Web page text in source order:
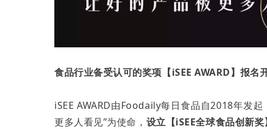
食品行业备受认可的奖项【iSEE AWARD】报名
iSEE AWARD由Foodaily每日食品自2018年发
更多人看见”为使命， 设立【iSEE全球食品创新